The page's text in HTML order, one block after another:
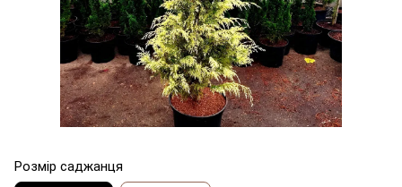
Розмір саджанця